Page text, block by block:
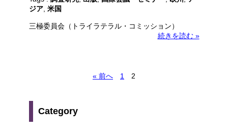
ジア, 米国
三極委員会（トライラテラル・コミッション）
続きを読む »
« 前へ 1 2
Category